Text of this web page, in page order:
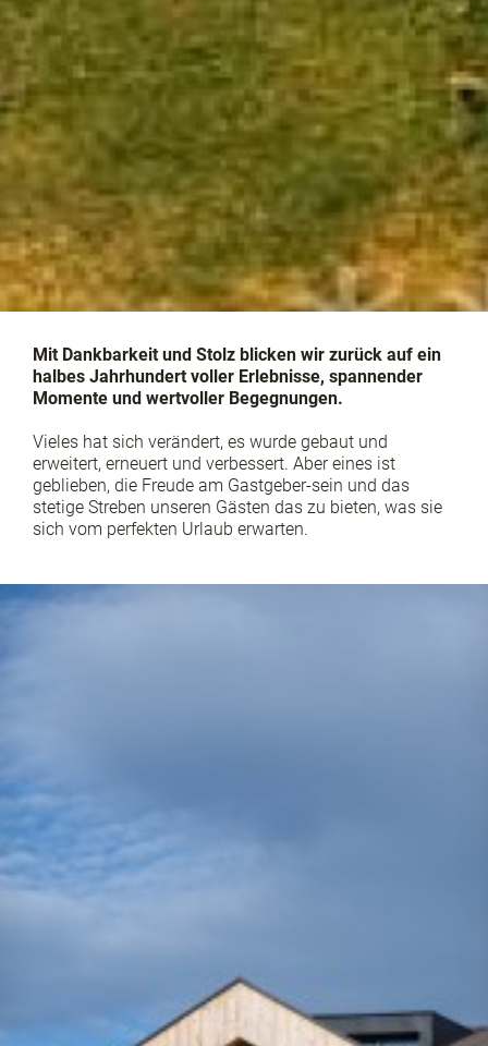
Mit Dankbarkeit und Stolz blicken wir zurück auf ein
halbes Jahrhundert voller Erlebnisse, spannender
Momente und wertvoller Begegnungen.
Vieles hat sich verändert, es wurde gebaut und
erweitert, erneuert und verbessert. Aber eines ist
geblieben, die Freude am Gastgeber-sein und das
stetige Streben unseren Gästen das zu bieten, was sie
sich vom perfekten Urlaub erwarten.